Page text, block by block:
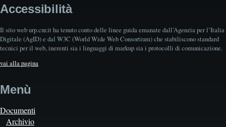
Accessibilità
Il sito web urp.cnr.it ha tenuto conto delle linee guida emanate dall’Agenzia per l’Italia
Digitale (AgID) e dal W3C (World Wide Web Consortium) che stabiliscono standard
tecnici per il web, inerenti sia i linguaggi di markup sia i protocolli di comunicazione.
vai alla pagina
Menù
Documenti
Archivio